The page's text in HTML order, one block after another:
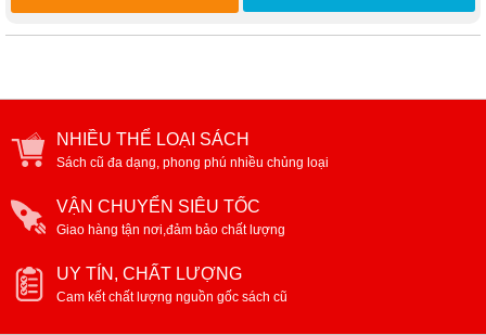
NHIỀU THỂ LOẠI SÁCH
Sách cũ đa dạng, phong phú nhiều chủng loại
VẬN CHUYỂN SIÊU TỐC
Giao hàng tận nơi,đảm bảo chất lượng
UY TÍN, CHẤT LƯỢNG
Cam kết chất lượng nguồn gốc sách cũ